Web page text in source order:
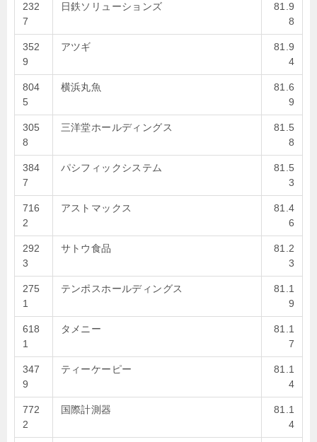
232
7
日鉄ソリューションズ
81.9
8
352
9
アツギ
81.9
4
804
5
横浜丸魚
81.6
9
305
8
三洋堂ホールディングス
81.5
8
384
7
パシフィックシステム
81.5
3
716
2
アストマックス
81.4
6
292
3
サトウ食品
81.2
3
275
1
テンポスホールディングス
81.1
9
618
1
タメニー
81.1
7
347
9
ティーケーピー
81.1
4
772
2
国際計測器
81.1
4